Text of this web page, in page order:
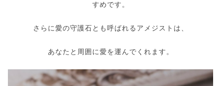
すめです。
さらに愛の守護石とも呼ばれるアメジストは、
あなたと周囲に愛を運んでくれます。